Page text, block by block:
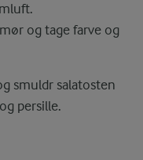
og tage farve og
smuldr salatosten
persille.